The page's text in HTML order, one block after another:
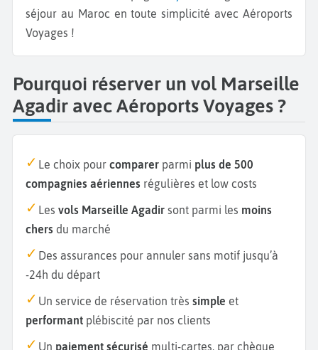
séjour au Maroc en toute simplicité avec Aéroports
Voyages !
Pourquoi réserver un vol Marseille
Agadir avec Aéroports Voyages ?
Le choix pour comparer parmi plus de 500
compagnies aériennes régulières et low costs
Les vols Marseille Agadir sont parmi les moins
chers du marché
Des assurances pour annuler sans motif jusqu’à
-24h du départ
Un service de réservation très simple et
performant plébiscité par nos clients
Un paiement sécurisé multi-cartes, par chèque